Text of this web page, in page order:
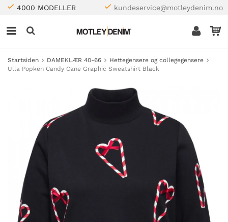
4000 MODELLER kundeservice@motleydenim.no
Startsiden DAMEKLÆR 40-66
Hettegensere og collegegensere
Ulla Popken Candy Cane Graphic Sweatshirt Black